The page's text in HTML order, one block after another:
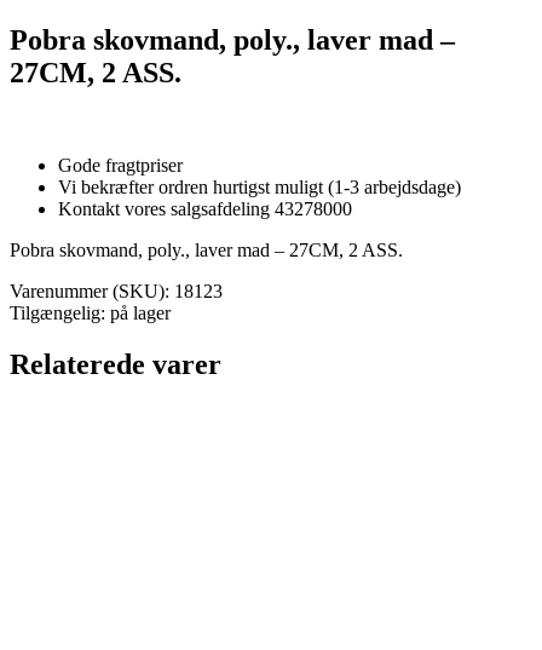
Pobra skovmand, poly., laver mad –
27CM, 2 ASS.
Gode fragtpriser
Vi bekræfter ordren hurtigst muligt (1-3 arbejdsdage)
Kontakt vores salgsafdeling 43278000
Pobra skovmand, poly., laver mad – 27CM, 2 ASS.
Varenummer (SKU): 18123
Tilgængelig: på lager
Relaterede varer